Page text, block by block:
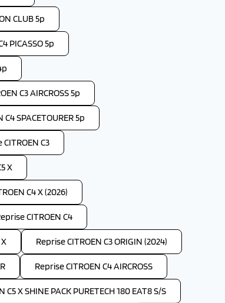
CLUB 5p
PICASSO 5p
C3 AIRCROSS 5p
C4 SPACETOURER 5p
CITROEN C3
X
C4 X (2026)
CITROEN C4
Reprise CITROEN C3 ORIGIN (2024)
Reprise CITROEN C4 AIRCROSS
C5 X SHINE PACK PURETECH 180 EAT8 S/S